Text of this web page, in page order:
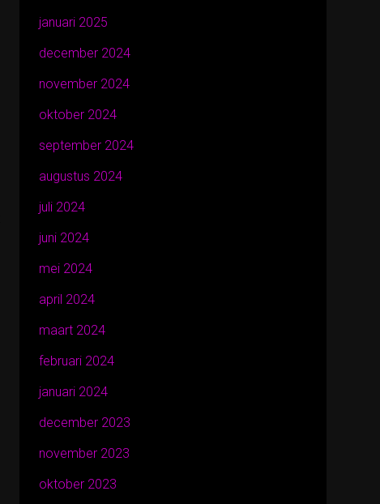
januari 2025
december 2024
november 2024
oktober 2024
september 2024
augustus 2024
juli 2024
juni 2024
mei 2024
april 2024
maart 2024
februari 2024
januari 2024
december 2023
november 2023
oktober 2023